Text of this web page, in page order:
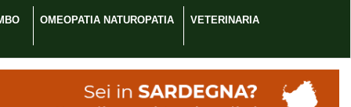
OMEOPATIA NATUROPATIA VETERINARIA